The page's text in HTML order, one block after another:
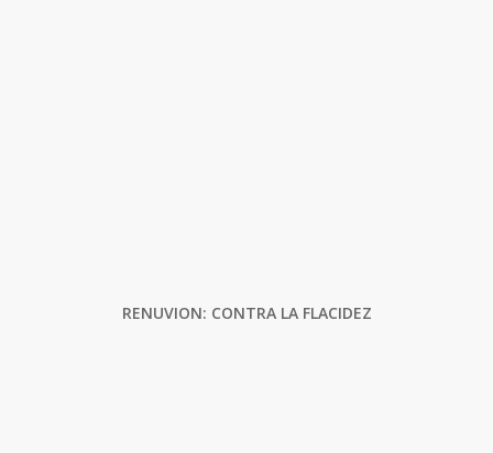
RENUVION: CONTRA LA FLACIDEZ